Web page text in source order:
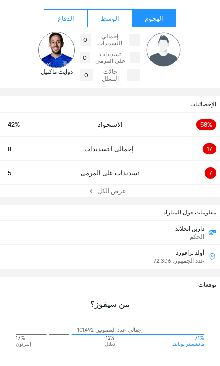
الهجوم الوسط الدفاع
إجمالي
التسديدات
0
تسديدات
على المرمى
0
حالات
التسلل
0 دوايت ماكنيل
الإحصائيات
58% الاستحواذ 42%
17 إجمالي التسديدات 8
7 تسديدات على المرمى 5
عرض الكل
معلومات حول المباراة
دارين انجلاند
الحكم
أولد ترافورد
عدد الجمهور: 72,306
توقعات
من سيفوز؟
إجمالي عدد المصوتين 101,492
71%
مانشستر يونايتد
12%
تعادل
17%
إيفرتون